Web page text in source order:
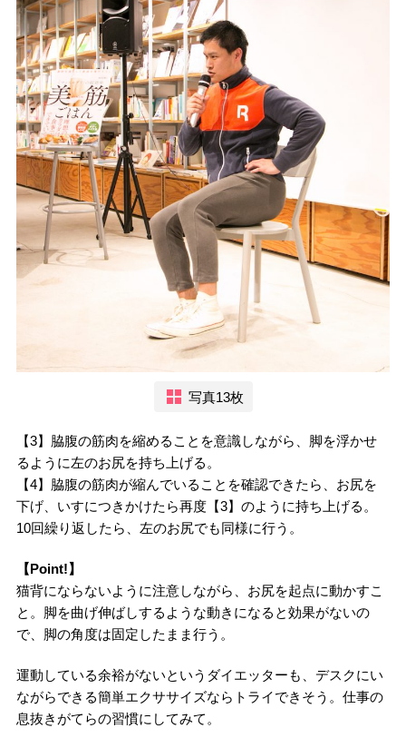
写真13枚
【3】脇腹の筋肉を縮めることを意識しながら、脚を浮かせ
るように左のお尻を持ち上げる。
【4】脇腹の筋肉が縮んでいることを確認できたら、お尻を
下げ、いすにつきかけたら再度【3】のように持ち上げる。
10回繰り返したら、左のお尻でも同様に行う。
【Point!】
猫背にならないように注意しながら、お尻を起点に動かすこ
と。脚を曲げ伸ばしするような動きになると効果がないの
で、脚の角度は固定したまま行う。
運動している余裕がないというダイエッターも、デスクにい
ながらできる簡単エクササイズならトライできそう。仕事の
息抜きがてらの習慣にしてみて。